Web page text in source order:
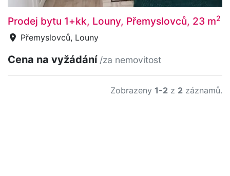
Prodej bytu 1+kk, Louny, Přemyslovců, 23 m2
Přemyslovců, Louny
Cena na vyžádání /za nemovitost
Zobrazeny 1-2 z 2 záznamů.